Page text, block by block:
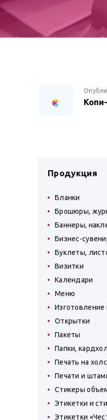
Продукция
Бланки
Брошюры,
Баннеры,
Бизнес-
Буклеты,
Визитки
Календари
Меню
Изготовление
Открытки
Пакеты
Папки,
Печать на
Печати и
Стикеры
Этикетки и
Этикетки